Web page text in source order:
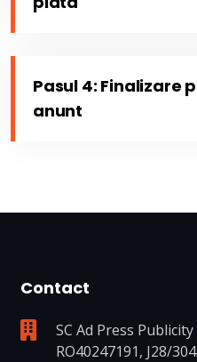
Pasul 4: Finalizare
anunt
Contact
SC Ad Press Publicity
RO40247191, J28/